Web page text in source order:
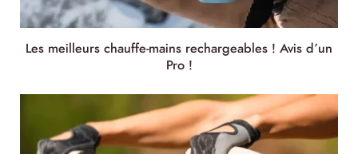
Les meilleurs chauffe-mains rechargeables ! Avis d’un
Pro !